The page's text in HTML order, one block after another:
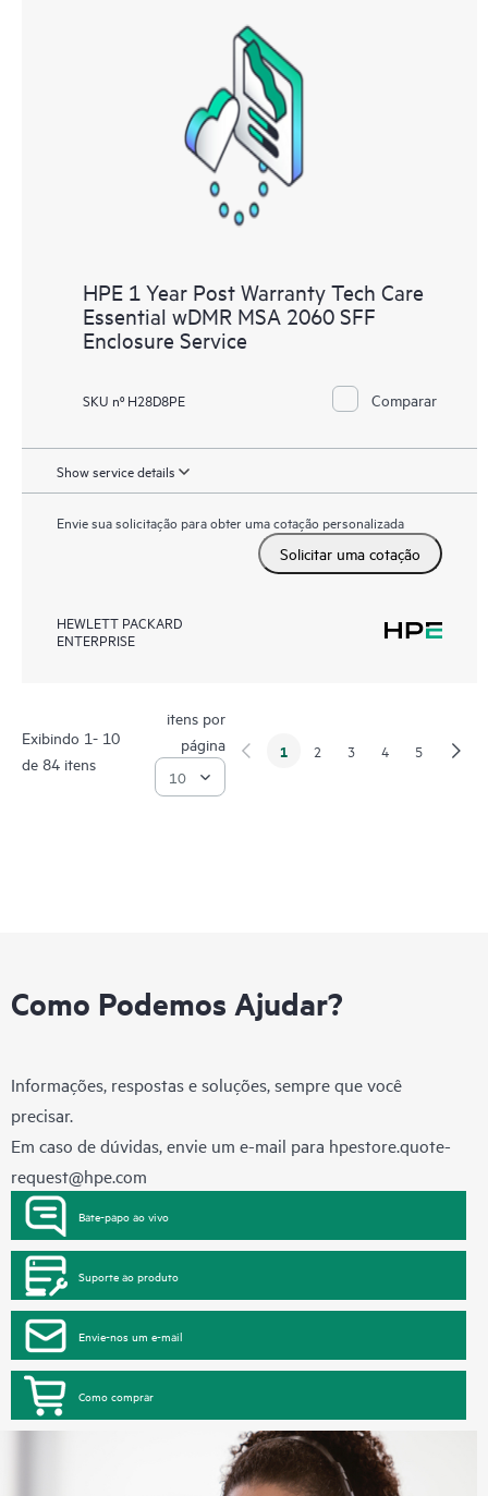
HPE 1 Year Post Warranty Tech Care
Essential wDMR MSA 2060 SFF
Enclosure Service
SKU nº H28D8PE Comparar
Show service details
Envie sua solicitação para obter uma cotação personalizada
Solicitar uma cotação
HEWLETT PACKARD
ENTERPRISE
Exibindo 1- 10
de 84 itens
itens por
página
1 2 3 4 5
Como Podemos Ajudar?
Informações, respostas e soluções, sempre que você
precisar.
Em caso de dúvidas, envie um e-mail para hpestore.quote-
request@hpe.com
Bate-papo ao vivo
Suporte ao produto
Envie-nos um e-mail
Como comprar